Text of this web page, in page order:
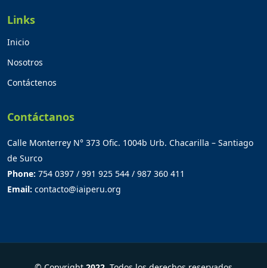
Links
Inicio
Nosotros
Contáctenos
Contáctanos
Calle Monterrey N° 373 Ofic. 1004b Urb. Chacarilla – Santiago
de Surco
Phone: 754 0397 / 991 925 544 / 987 360 411
Email: contacto@iaiperu.org